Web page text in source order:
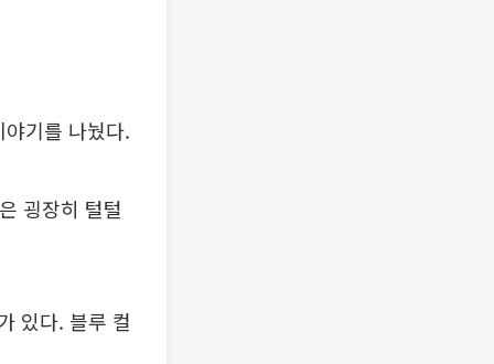
기를 나눴다.
굉장히 털털
있다. 블루 컬